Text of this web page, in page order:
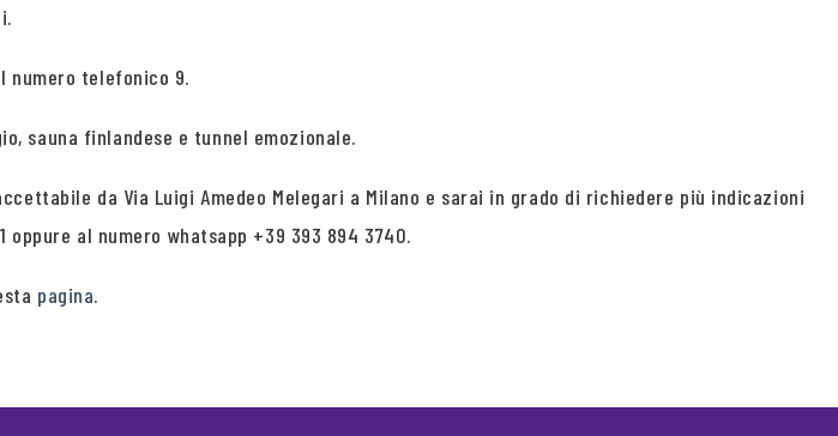
numero telefonico 9.
sauna finlandese e tunnel emozionale.
da Via Luigi Amedeo Melegari a Milano e sarai in grado di richiedere più indicazioni
al numero whatsapp +39 393 894 3740.
pagina.